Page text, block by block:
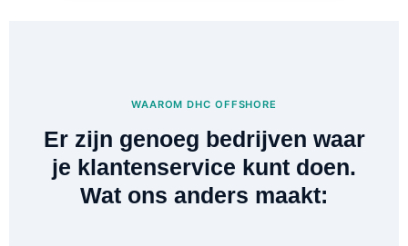
WAAROM DHC OFFSHORE
Er zijn genoeg bedrijven waar
je klantenservice kunt doen.
Wat ons anders maakt: